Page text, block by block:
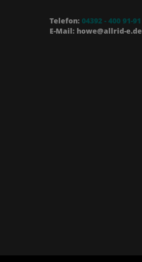
Telefon: 04392 - 400 91-91
E-Mail: howe@allrid-e.de